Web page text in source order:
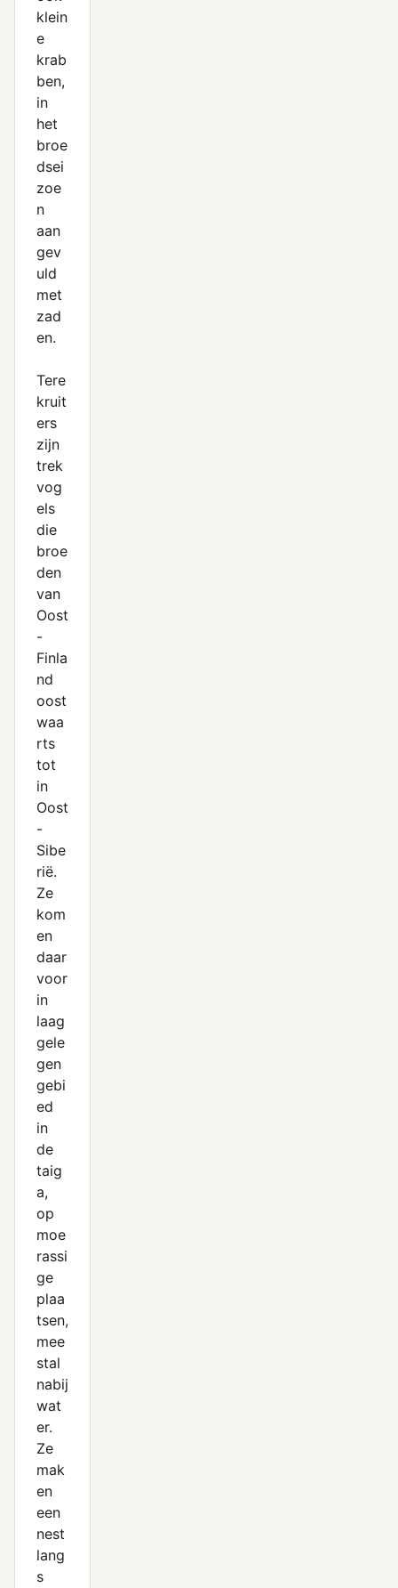
klein
e
krab
ben,
in
het
broe
dsei
zoe
n
aan
gev
uld
met
zad
en.
Tere
kruit
ers
zijn
trek
vog
els
die
broe
den
van
Oost
-
Finla
nd
oost
waa
rts
tot
in
Oost
-
Sibe
rië.
Ze
kom
en
daar
voor
in
laag
gele
gen
gebi
ed
in
de
taig
a,
op
moe
rassi
ge
plaa
tsen,
mee
stal
nabij
wat
er.
Ze
mak
en
een
nest
lang
s